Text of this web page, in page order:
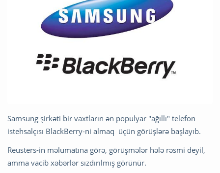
Samsung şirkəti bir vaxtların ən populyar "ağıllı" telefon
istehsalçısı BlackBerry-ni almaq üçün görüşlərə başlayıb.
Reusters-in məlumatına görə, görüşmələr hələ rəsmi deyil,
amma vacib xəbərlər sızdırılmış görünür.